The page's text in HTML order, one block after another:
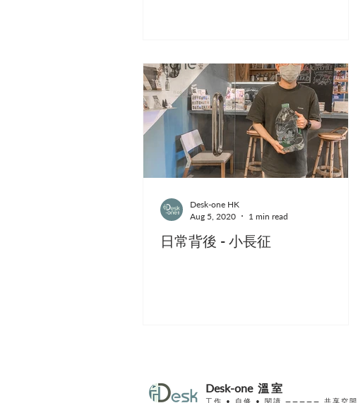
日常背後 - 小長征
Desk-one HK
Aug 5, 2020
1 min read
Desk-one溫室
工作 • 自修 • 閱讀 ————— 共享空間